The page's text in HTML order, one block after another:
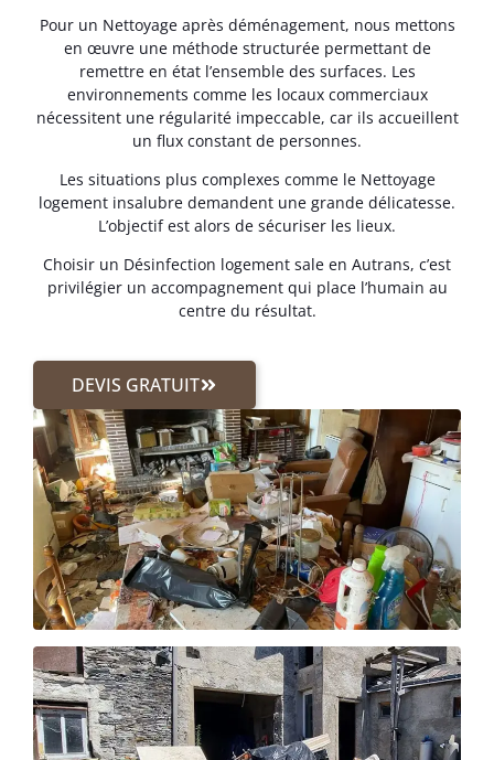
Pour un Nettoyage après déménagement, nous mettons
en œuvre une méthode structurée permettant de
remettre en état l’ensemble des surfaces. Les
environnements comme les locaux commerciaux
nécessitent une régularité impeccable, car ils accueillent
un flux constant de personnes.
Les situations plus complexes comme le Nettoyage
logement insalubre demandent une grande délicatesse.
L’objectif est alors de sécuriser les lieux.
Choisir un Désinfection logement sale en Autrans, c’est
privilégier un accompagnement qui place l’humain au
centre du résultat.
DEVIS GRATUIT